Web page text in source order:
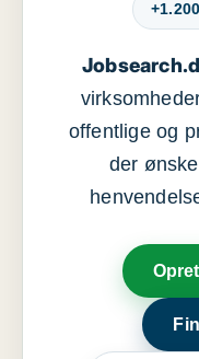
offentlige og
der